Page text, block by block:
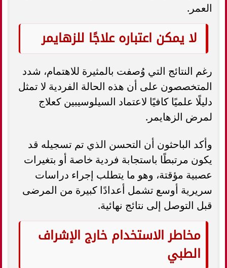
العمر.
لا يمكن اعتباره علاجًا للزهايمر
رغم النتائج التي وُصفت بالمثيرة للاهتمام، شدد
المتخصصون على أن هذه الحالة الفردية لا تمثل
دليلًا علميًا كافيًا لاعتماد السيلوسيبين كعلاج
لمرض الزهايمر.
وأكد الباحثون أن التحسن الذي تم تسجيله قد
يكون مرتبطًا باستجابة فردية خاصة أو بتغيرات
عصبية مؤقتة، وهو ما يتطلب إجراء دراسات
سريرية أوسع تشمل أعدادًا كبيرة من المرضى
قبل التوصل إلى نتائج نهائية.
مخاطر الاستخدام خارج الإشراف
الطبي